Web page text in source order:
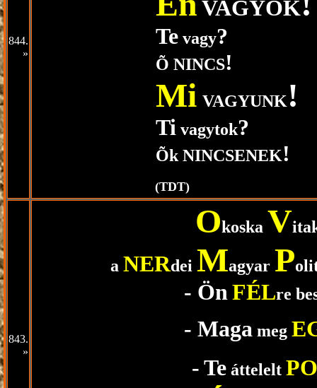
844.
»
VAGYOK
Te vagy?
Õ NINCS!
Mi VAGYUNK!
Ti vagytok?
Õk NINCSENEK!
(TDT)
843.
»
Okoska V
a NERdei Magyar P
- ÖnFÉLre
- Maga meg
-Te áttelelt